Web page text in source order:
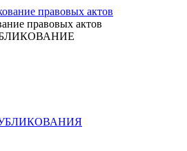
правовых актов